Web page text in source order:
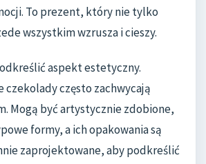
To prezent, który nie tylko
wszystkim wzrusza i cieszy.
aspekt estetyczny.
czekolady często zachwycają
Mogą być artystycznie zdobione,
formy, a ich opakowania są
zaprojektowane, aby podkreślić